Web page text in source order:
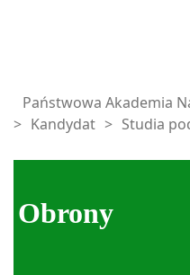
Państwowa Akademia
> Kandydat > Studia
Obrony